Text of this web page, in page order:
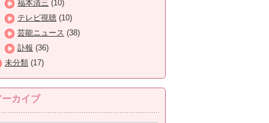
福本清三 (10)
テレビ視聴 (10)
芸能ニュース (38)
訃報 (36)
未分類 (17)
ーカイブ